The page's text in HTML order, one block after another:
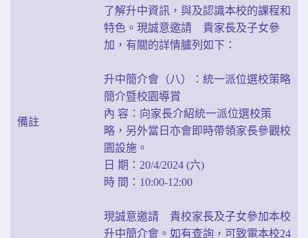
備註
了解升中資訊，與及認識本校的課程和
特色。現誠意邀請 貴家長及子女參
加，有關的詳情臚列如下：
升中簡介會（八）：統一派位選校策略
簡介暨校園導賞
內 容：向家長介紹統一派位選校策
略，另外當日亦會即時帶領家長參觀校
園設施。
日 期：20/4/2024 (六)
時 間：10:00-12:00
現誠意邀請 貴校家長及子女參加本校
升中簡介會。如有查詢，可致電本校24